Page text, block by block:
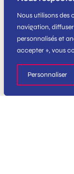
Nous utilisons des
navigation,
personnalisés et
accepter », vous
Personnaliser